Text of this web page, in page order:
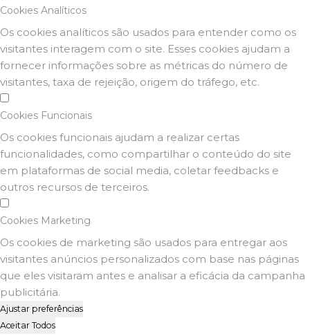
Cookies Analíticos
Os cookies analíticos são usados para entender como os
visitantes interagem com o site. Esses cookies ajudam a
fornecer informações sobre as métricas do número de
visitantes, taxa de rejeição, origem do tráfego, etc.
Cookies Funcionais
Os cookies funcionais ajudam a realizar certas
funcionalidades, como compartilhar o conteúdo do site
em plataformas de social media, coletar feedbacks e
outros recursos de terceiros.
Cookies Marketing
Os cookies de marketing são usados para entregar aos
visitantes anúncios personalizados com base nas páginas
que eles visitaram antes e analisar a eficácia da campanha
publicitária.
Ajustar preferências
Aceitar Todos